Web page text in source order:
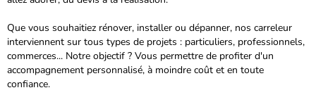
Que vous souhaitiez rénover, installer ou dépanner, nos carreleur
interviennent sur tous types de projets : particuliers, professionnels,
commerces... Notre objectif ? Vous permettre de profiter d'un
accompagnement personnalisé, à moindre coût et en toute
confiance.